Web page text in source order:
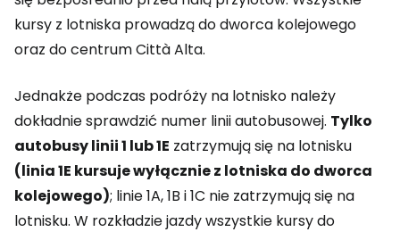
kursy z lotniska prowadzą do dworca kolejowego
oraz do centrum Città Alta.
Jednakże podczas podróży na lotnisko należy
dokładnie sprawdzić numer linii autobusowej. Tylko
autobusy linii 1 lub 1E zatrzymują się na lotnisku
(linia 1E kursuje wyłącznie z lotniska do dworca
kolejowego); linie 1A, 1B i 1C nie zatrzymują się na
lotnisku. W rozkładzie jazdy wszystkie kursy do